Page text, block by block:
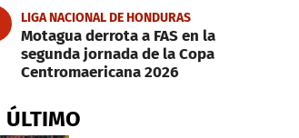
LIGA NACIONAL DE HONDURAS
Motagua derrota a FAS en la
segunda jornada de la Copa
Centromaericana 2026
ÚLTIMO